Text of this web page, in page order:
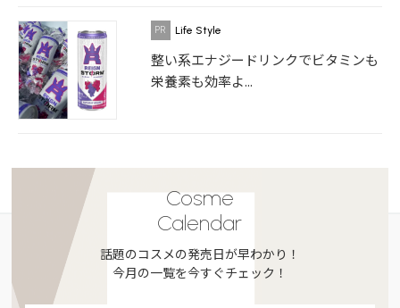
Life Style
整い系エナジードリンクでビタミンも
栄養素も効率よ...
Cosme
Calendar
話題のコスメの発売日が早わかり！
今月の一覧を今すぐチェック！